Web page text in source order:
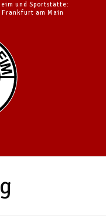
und Sportstätte:
am Main